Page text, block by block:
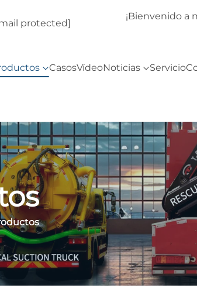
protected]
¡Bienvenido a
CasosVídeoNoticias Servicio